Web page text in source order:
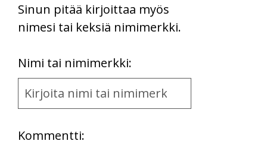
Sinun pitää kirjoittaa myös
nimesi tai keksiä nimimerkki.
Nimi tai nimimerkki:
Name
and
Kommentti: